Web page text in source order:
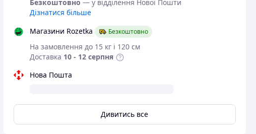
Безкоштовно — у відділення Нової Пошти
Дізнатися більше
Магазини Rozetka
Безкоштовно
На замовлення до 15 кг і 120 см
Доставка 10 - 12 серпня
Нова Пошта
Дивитись все